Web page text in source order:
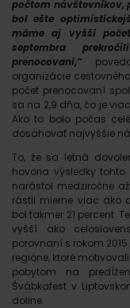
počtom návštevníkov,
bol ešte
máme aj vyšší
septembra
prenocovaní,“
organizácie cestovného
počet prenocovaní
sa na 2,9 dňa, čo je
Ako to bolo počas
dosahovať najvyššie
To, že sa letná
hovoria výsledky tohto
narástol medziročne
rástli mierne viac ako
bol takmer 21 percent.
vyšší ako
porovnaní s rokom
regióne, ktoré
pobytom na
Švábkafest v
doline.